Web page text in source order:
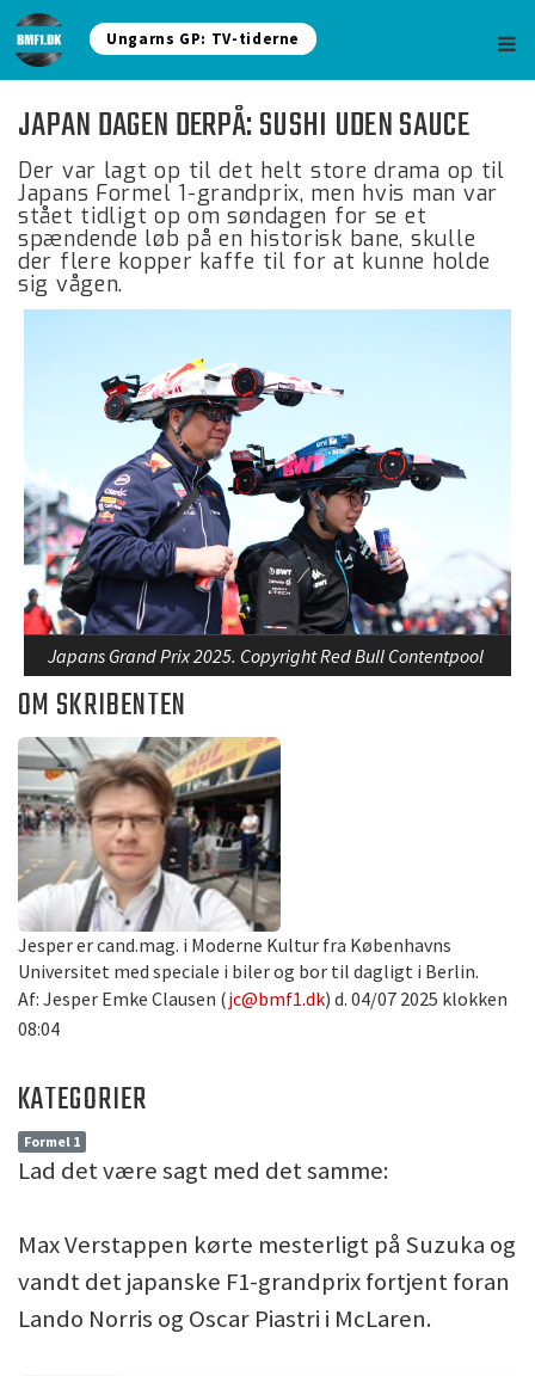
Ungarns GP: TV-tiderne
JAPAN DAGEN DERPÅ: SUSHI UDEN SAUCE
Der var lagt op til det helt store drama op til
Japans Formel 1-grandprix, men hvis man var
stået tidligt op om søndagen for se et
spændende løb på en historisk bane, skulle
der flere kopper kaffe til for at kunne holde
sig vågen.
Japans Grand Prix 2025. Copyright Red Bull Contentpool
OM SKRIBENTEN
Jesper er cand.mag. i Moderne Kultur fra Københavns
Universitet med speciale i biler og bor til dagligt i Berlin.
Af: Jesper Emke Clausen (jc@bmf1.dk) d. 04/07 2025 klokken
08:04
KATEGORIER
Formel 1
Lad det være sagt med det samme:
Max Verstappen kørte mesterligt på Suzuka og
vandt det japanske F1-grandprix fortjent foran
Lando Norris og Oscar Piastri i McLaren.